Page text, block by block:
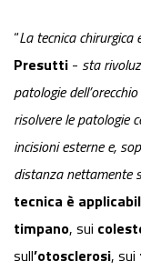
“La tecnica chirurgica
Presutti - sta
patologie
risolvere le patologie
incisioni esterne e,
distanza nettamente
tecnica è
timpano, sui
sull’otosclerosi, sui